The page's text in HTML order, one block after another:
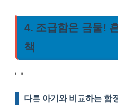
4. 조급함은 금물!
책
" "
다른 아기와 비교하는 함